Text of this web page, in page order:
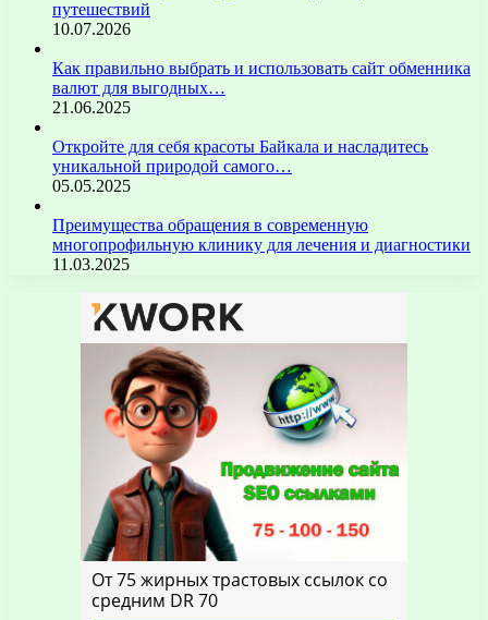
путешествий
10.07.2026
Как правильно выбрать и использовать сайт обменника
валют для выгодных…
21.06.2025
Откройте для себя красоты Байкала и насладитесь
уникальной природой самого…
05.05.2025
Преимущества обращения в современную
многопрофильную клинику для лечения и диагностики
11.03.2025